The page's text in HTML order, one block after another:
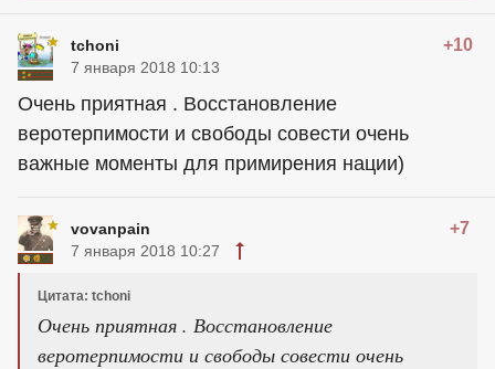
tchoni +10
7 января 2018 10:13
Очень приятная . Восстановление
веротерпимости и свободы совести очень
важные моменты для примирения нации)
vovanpain +7
7 января 2018 10:27
Цитата: tchoni
Очень приятная . Восстановление
веротерпимости и свободы совести очень